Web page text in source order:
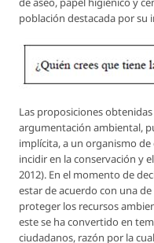
población destacada por
Las proposiciones
argumentación ambiental,
implícita, a un organismo
incidir en la conservación y
2012). En el momento de
estar de acuerdo con una
proteger los recursos
este se ha convertido en
ciudadanos, razón por la